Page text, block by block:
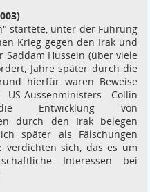
startete, unter der Führung
Krieg gegen den Irak und
Hussein (über viele
Jahre später durch die
hierfür waren Beweise
Aussenministers Collin
Entwicklung von
durch den Irak belegen
später als Fälschungen
verdichten sich, das es um
Interessen bei